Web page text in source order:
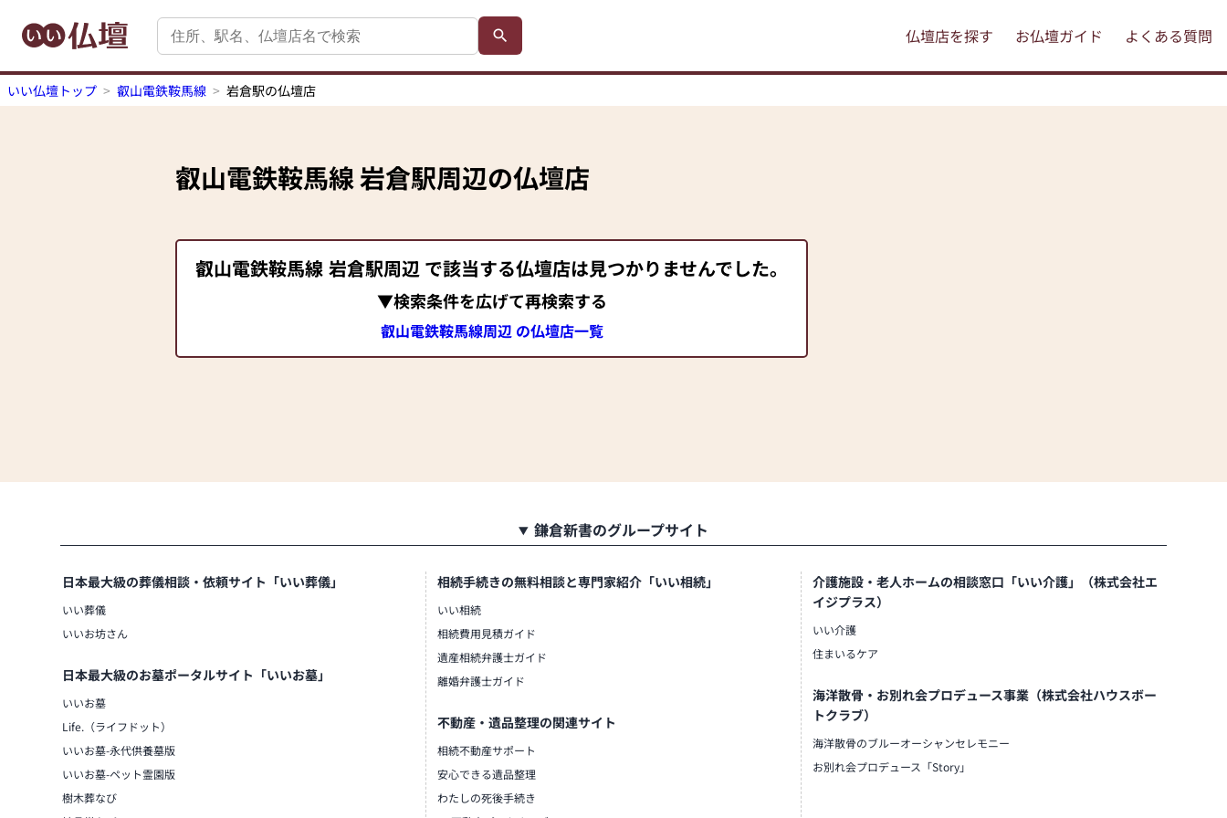
仏壇店を探す お仏壇ガイド よくある質問
いい仏壇トップ 叡山電鉄鞍馬線 岩倉駅の仏壇店
叡山電鉄鞍馬線岩倉駅周辺の仏壇店
叡山電鉄鞍馬線 岩倉駅周辺 で該当する仏壇店は見つかりませんでした。
▼検索条件を広げて再検索する
叡山電鉄鞍馬線周辺 の仏壇店一覧
鎌倉新書のグループサイト
日本最大級の葬儀相談・依頼サイト「いい葬儀」
いい葬儀
いいお坊さん
日本最大級のお墓ポータルサイト「いいお墓」
いいお墓
Life.（ライフドット）
いいお墓-永代供養墓版
いいお墓-ペット霊園版
樹木葬なび
相続手続きの無料相談と専門家紹介「いい相続」
いい相続
相続費用見積ガイド
遺産相続弁護士ガイド
離婚弁護士ガイド
不動産・遺品整理の関連サイト
相続不動産サポート
安心できる遺品整理
わたしの死後手続き
介護施設・老人ホームの相談窓口「いい介護」（株式会社エ
イジプラス）
いい介護
住まいるケア
海洋散骨・お別れ会プロデュース事業（株式会社ハウスボー
トクラブ）
海洋散骨のブルーオーシャンセレモニー
お別れ会プロデュース「Story」